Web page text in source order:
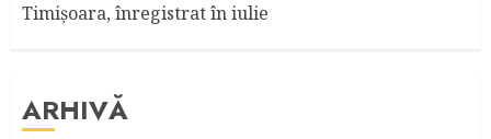
Timişoara, înregistrat în iulie
ARHIVĂ